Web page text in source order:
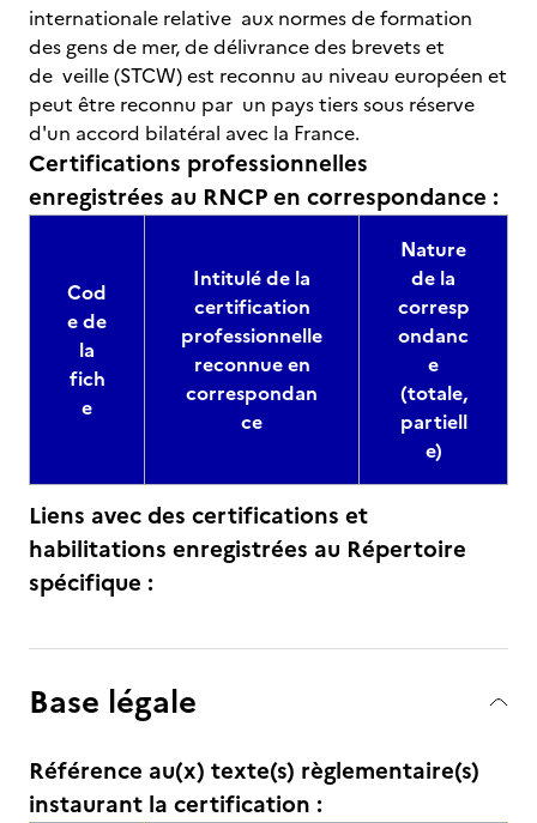
internationale relative aux normes de formation
des gens de mer, de délivrance des brevets et
de veille (STCW) est reconnu au niveau européen et
peut être reconnu par un pays tiers sous réserve
d'un accord bilatéral avec la France.
Certifications professionnelles
enregistrées au RNCP en correspondance :
Cod
e de
la
fich
e
Intitulé de la
certification
professionnelle
reconnue en
correspondan
ce
Nature
de la
corresp
ondanc
e
(totale,
partiell
e)
Liens avec des certifications et
habilitations enregistrées au Répertoire
spécifique :
Base légale
Référence au(x) texte(s) règlementaire(s)
instaurant la certification :